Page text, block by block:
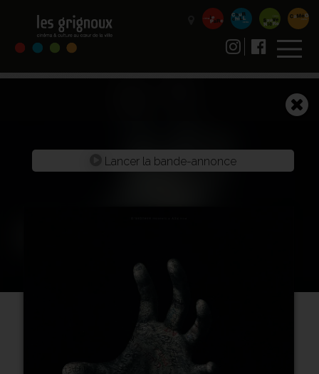
Lancer la bande-annonce